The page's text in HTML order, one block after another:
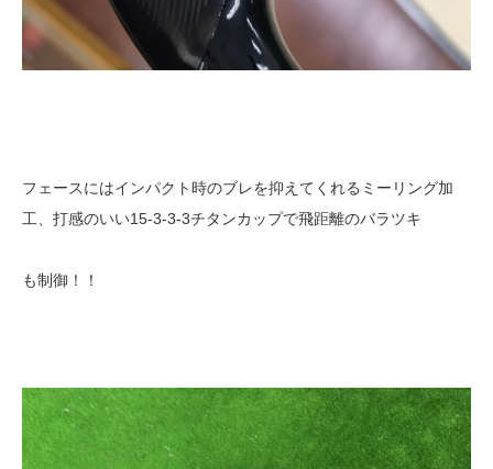
フェースにはインパクト時のブレを抑えてくれるミーリング加
工、打感のいい15-3-3-3チタンカップで飛距離のバラツキ
も制御！！